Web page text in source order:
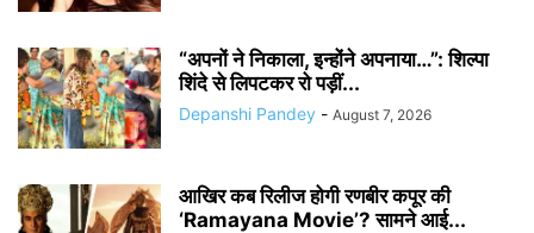
“अपनों ने निकाला, इन्होंने अपनाया…”: शिल्पा
शिंदे से लिपटकर रो पड़ीं...
Depanshi Pandey - August 7, 2026
आखिर कब रिलीज होगी रणबीर कपूर की
‘Ramayana Movie’? सामने आई...